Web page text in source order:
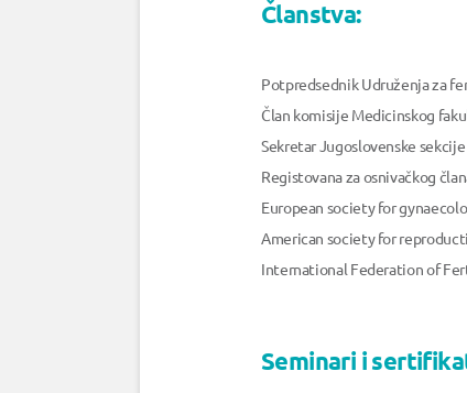
Članstva:
Potpredsednik Udruženja za
Član komisije Medicinskog
Sekretar Jugoslovenske
Registovana za osnivačkog
European society for
American society for
International Federation of
Seminari i